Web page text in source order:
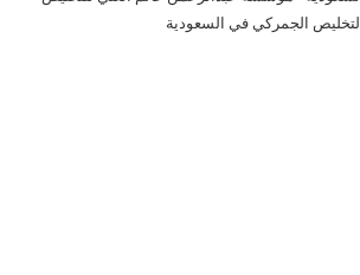
الجمركي في السعودية